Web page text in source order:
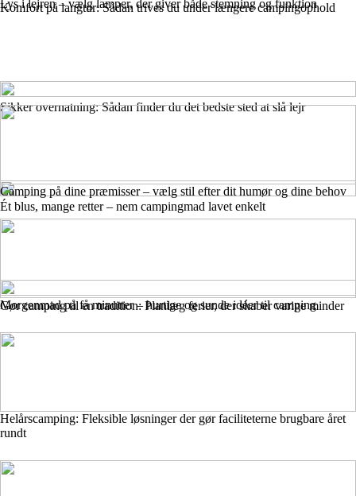
Lys i lejren – vælg lamper, der giver både stemning og funktion
Komfort på langtur: Sådan trives du under længere campingophold
Sikker overnatning: Sådan finder du det bedste sted at slå lejr
Ét blus, mange retter – nem campingmad lavet enkelt
Gør camping til en tradition: Planlæg ferier, der skaber varige minder
Camping på dine præmisser – vælg stil efter dit humør og dine behov
Morgenmad på få minutter – hurtige og sunde idéer til camping
Helårscamping: Fleksible løsninger der gør faciliteterne brugbare året
rundt